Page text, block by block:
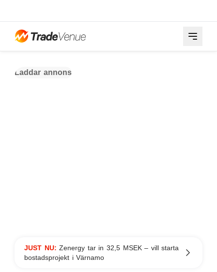
Laddar annons
JUST NU:Zenergy tar in 32,5 MSEK – vill starta
bostadsprojekt i Värnamo